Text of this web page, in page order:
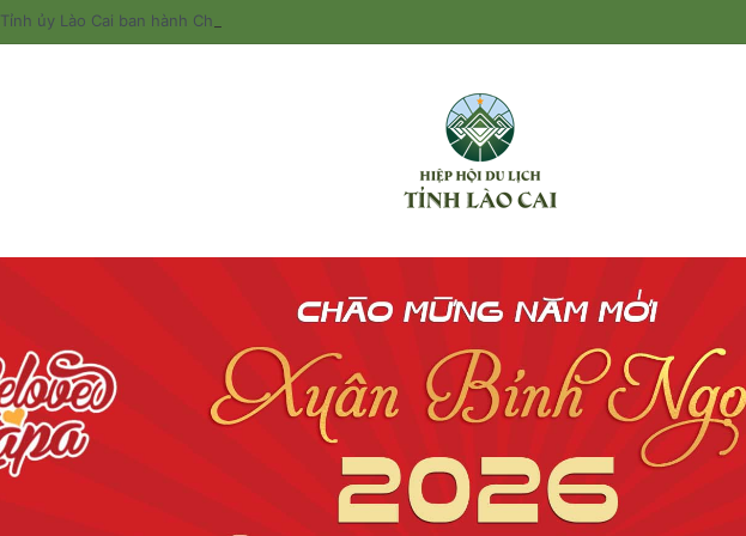
Tỉnh ủy Lào Cai ban hành Chỉ thị về tăng cường sự lãnh đạo của Đảng đối với công tác quản lý và